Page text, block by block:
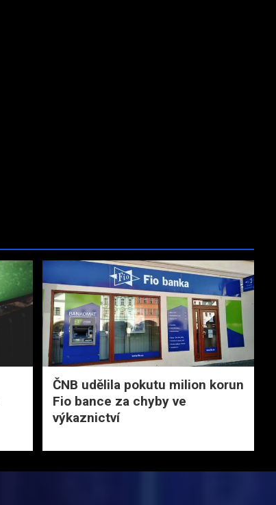
ČNB udělila pokutu milion korun
Fio bance za chyby ve
výkaznictví